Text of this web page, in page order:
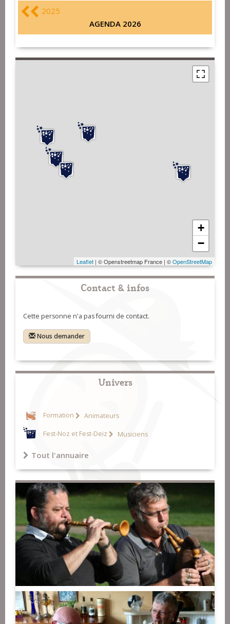
2025
AGENDA 2026
+
−
Leaflet | © Openstreetmap France | ©OpenStreetMap
Contact & infos
Cette personne n'a pas fourni de contact.
Nous demander
Univers
Formation Animateurs
Fest-Noz et Fest-Deiz Musiciens
Tout l'annuaire